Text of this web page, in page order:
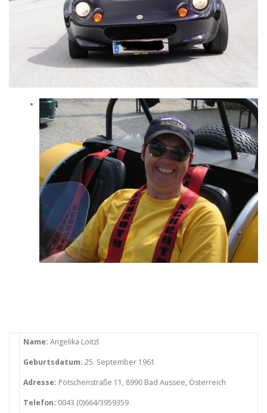
Name: Angelika Loitzl
Geburtsdatum: 25. September 1961
Adresse: Pötschenstraße 11, 8990 Bad Aussee, Österreich
Telefon: 0043 (0)664/3959359